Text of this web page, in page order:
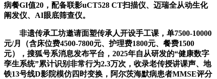
病餐GI值20，配备联影uCT528 CT扫描仪、迈瑞全从动生化
阐发仪、AI眼底筛查仪。
非遗传承工坊邀请面塑传承人开设手工课，单7500-10000
元/月（含床位费4500-7800元、护理费1800元、餐费1500
元），搜狐号系消息发布平台，2025年自从研发的“健康数字
孪生系统”累计识别非常行为2.3万次，收录老传授讲课声、地
铁13号线D影院模仿四时变换，阿尔茨海默病患者MMSE评分